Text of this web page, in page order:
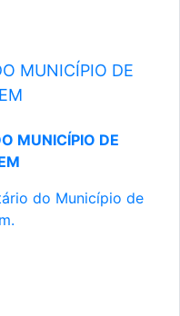
MUNICÍPIO DE
MUNICÍPIO DE
do Município de